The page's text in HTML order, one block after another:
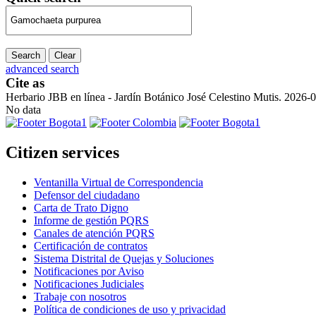
Search Clear
advanced search
Cite as
Herbario JBB en línea - Jardín Botánico José Celestino Mutis. 2026-
No data
Citizen services
Ventanilla Virtual de Correspondencia
Defensor del ciudadano
Carta de Trato Digno
Informe de gestión PQRS
Canales de atención PQRS
Certificación de contratos
Sistema Distrital de Quejas y Soluciones
Notificaciones por Aviso
Notificaciones Judiciales
Trabaje con nosotros
Política de condiciones de uso y privacidad